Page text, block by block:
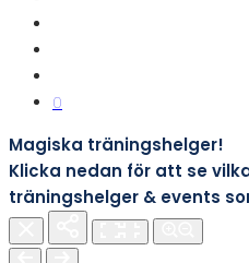
0
Magiska träningshelger!
Klicka nedan för att se
träningshelger & events